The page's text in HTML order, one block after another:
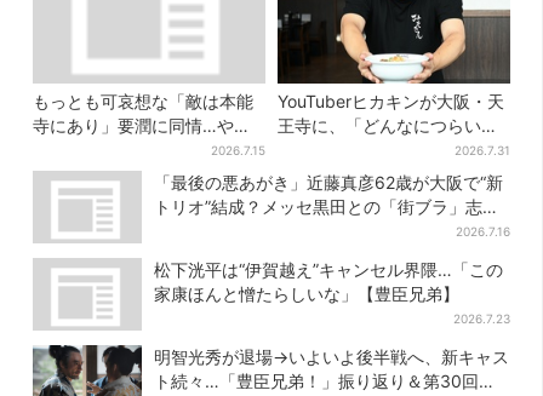
もっとも可哀想な「敵は本能
寺にあり」要潤に同情…やっ
てない“毒殺”、元上司の裏切
り【豊臣兄弟】
2026.7.15
YouTuberヒカキンが大阪・天
王寺に、「どんなにつらい時
でも…」ラーメン愛＆兄セイ
キンとの思い出を語る
2026.7.31
「最後の悪あがき」近藤真彦62歳が大阪で“新
トリオ”結成？メッセ黒田との「街ブラ」志願
2026.7.16
松下洸平は“伊賀越え”キャンセル界隈…「この
家康ほんと憎たらしいな」【豊臣兄弟】
2026.7.23
明智光秀が退場→いよいよ後半戦へ、新キャス
ト続々…「豊臣兄弟！」振り返り＆第30回あ